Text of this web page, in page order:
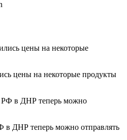
цены на некоторые продукты
ДНР теперь можно отправлять